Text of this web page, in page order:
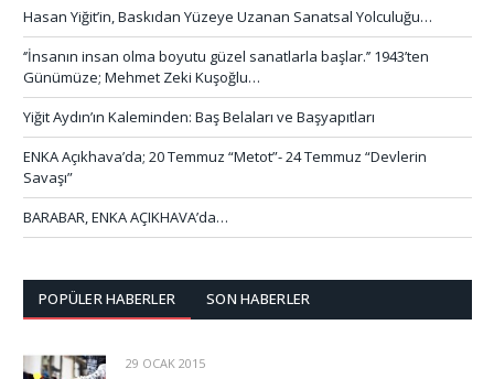
Hasan Yiğit’in, Baskıdan Yüzeye Uzanan Sanatsal Yolculuğu…
‘’İnsanın insan olma boyutu güzel sanatlarla başlar.’’ 1943’ten
Günümüze; Mehmet Zeki Kuşoğlu…
Yiğit Aydın’ın Kaleminden: Baş Belaları ve Başyapıtları
ENKA Açıkhava’da; 20 Temmuz “Metot”- 24 Temmuz “Devlerin
Savaşı”
BARABAR, ENKA AÇIKHAVA’da…
POPÜLER HABERLER SON HABERLER
29 OCAK 2015